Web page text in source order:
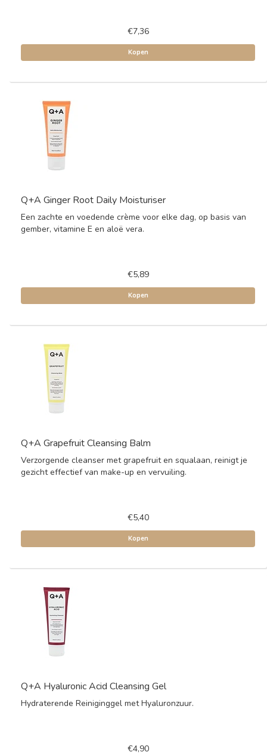
€7,36
Kopen
Q+A Ginger Root Daily Moisturiser
Een zachte en voedende crème voor elke dag, op basis van
gember, vitamine E en aloë vera.
€5,89
Kopen
Q+A Grapefruit Cleansing Balm
Verzorgende cleanser met grapefruit en squalaan, reinigt je
gezicht effectief van make-up en vervuiling.
€5,40
Kopen
Q+A Hyaluronic Acid Cleansing Gel
Hydraterende Reiniginggel met Hyaluronzuur.
€4,90